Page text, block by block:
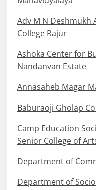
Adv M N Deshmukh
College Rajur
Ashoka Center for
Nandanvan Estate
Annasaheb Magar
Baburaoji Gholap
Camp Education
Senior College of
Department of
Department of